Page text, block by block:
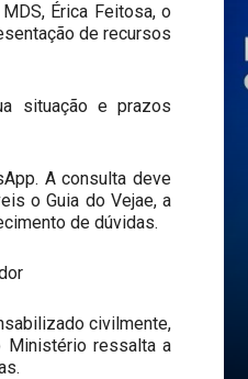
Érica Feitosa, o
de recursos
situação e prazos
A consulta deve
o Guia do Vejae, a
de dúvidas.
civilmente,
Ministério ressalta a